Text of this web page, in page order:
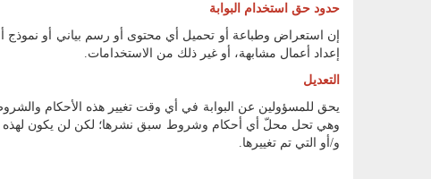
حدود حق استخدام البوابة
إن استعراض وطباعة أو تحميل أي محتوى أو رسم بياني أو نموذج
إعداد أعمال مشابهة، أو غير ذلك من الاستخدامات.
التعديل
يحق للمسؤولين عن البوابة في أي وقت تغيير هذه الأحكام
وهي تحل محلّ أي أحكام وشروط سبق نشرها؛ لكن لن يكون لهذه
و/أو التي تم تغييرها.